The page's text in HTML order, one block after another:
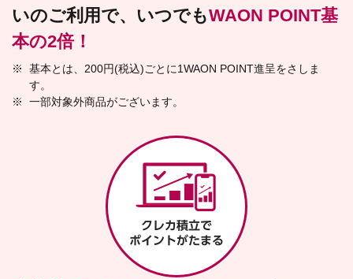
いのご利用で、いつでもWAON POINT基
本の2倍！
※
基本とは、200円(税込)ごとに1WAON POINT進呈をさしま
す。
※
一部対象外商品がございます。